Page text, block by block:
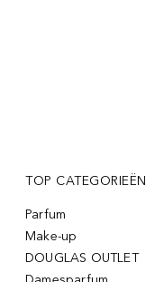
TOP CATEGORIEËN
Parfum
Make-up
DOUGLAS OUTLET